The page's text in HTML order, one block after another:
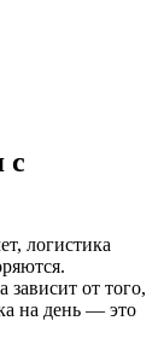
с
логистика
от того,
на день — это